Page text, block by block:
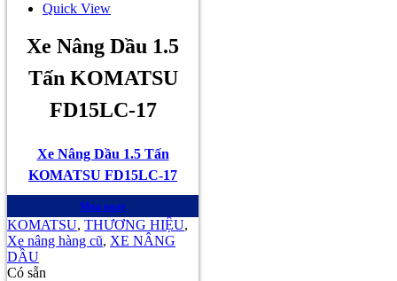
Quick View
Xe Nâng Dầu 1.5
Tấn KOMATSU
FD15LC-17
Xe Nâng Dầu 1.5 Tấn
KOMATSU FD15LC-17
Mua ngay
KOMATSU, THƯƠNG HIỆU,
Xe nâng hàng cũ, XE NÂNG
DẦU
Có sẵn